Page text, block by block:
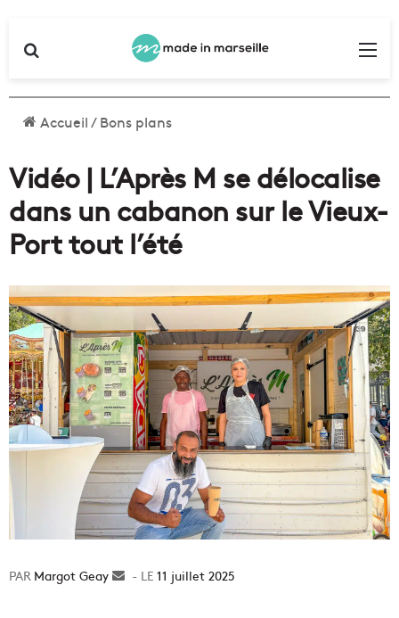
Accueil/Bons plans
Vidéo | L’Après M se délocalise
dans un cabanon sur le Vieux-
Port tout l’été
Margot Geay
Envoyer11 juillet 2025